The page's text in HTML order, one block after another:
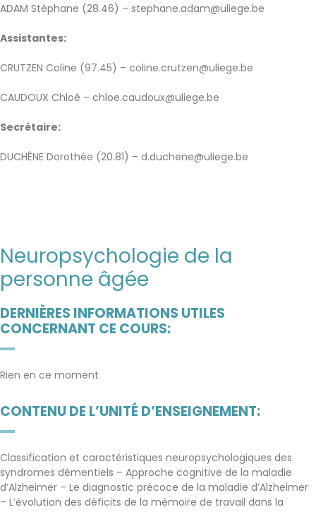
ADAM Stéphane (28.46) – stephane.adam@uliege.be
Assistantes:
CRUTZEN Coline (97.45) – coline.crutzen@uliege.be
CAUDOUX Chloé – chloe.caudoux@uliege.be
Secrétaire:
DUCHÊNE Dorothée (20.81) – d.duchene@uliege.be
Neuropsychologie de la
personne âgée
DERNIÈRES INFORMATIONS UTILES
CONCERNANT CE COURS:
Rien en ce moment
CONTENU DE L’UNITÉ D’ENSEIGNEMENT:
Classification et caractéristiques neuropsychologiques des
syndromes démentiels – Approche cognitive de la maladie
d’Alzheimer – Le diagnostic précoce de la maladie d’Alzheimer
– L’évolution des déficits de la mémoire de travail dans la